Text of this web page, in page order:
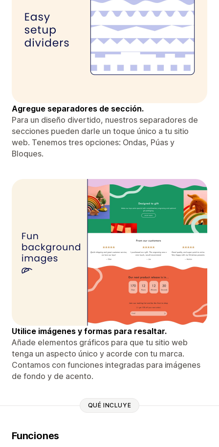
Agregue separadores de sección.
Para un diseño divertido, nuestros separadores de
secciones pueden darle un toque único a tu sitio
web. Tenemos tres opciones: Ondas, Púas y
Bloques.
Utilice imágenes y formas para resaltar.
Añade elementos gráficos para que tu sitio web
tenga un aspecto único y acorde con tu marca.
Contamos con funciones integradas para imágenes
de fondo y de acento.
QUÉ INCLUYE
Funciones